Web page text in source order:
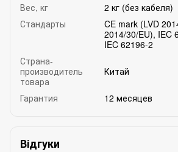
Вес, кг
2 кг (без кабеля)
Стандарты
CE mark (LVD
2014/30/EU), IEC
IEC 62196-2
Страна-
производитель
товара
Китай
Гарантия 12 месяцев
Відгуки